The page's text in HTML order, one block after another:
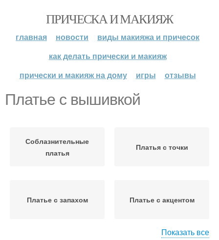
ПРИЧЕСКА И МАКИЯЖ
главная новости
виды макияжа и причесок
как делать прически и макияж
прически и макияж на дому
игры отзывы
Платье с вышивкой
Соблазнительные
платья
Платья с точки
Платье с запахом Платье с акцентом
Показать все